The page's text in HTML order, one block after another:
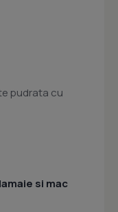
pudrata cu
si mac